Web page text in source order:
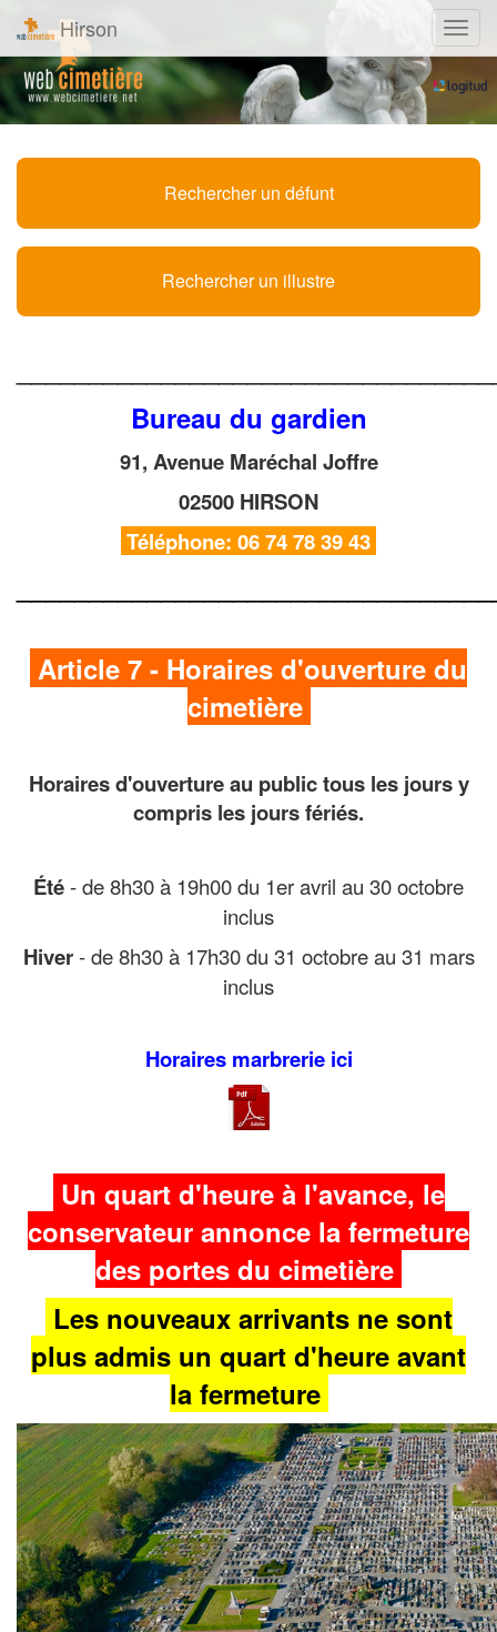
Hirson
Rechercher un défunt
Rechercher un illustre
Bureau du gardien
91, Avenue Maréchal Joffre
02500 HIRSON
Téléphone: 06 74 78 39 43
Article 7 - Horaires d'ouverture du
cimetière
Horaires d'ouverture au public tous les jours y
compris les jours fériés.
Été- de 8h30 à 19h00 du 1er avril au 30 octobre
inclus
Hiver- de 8h30 à 17h30 du 31 octobre au 31 mars
inclus
Horaires marbrerie ici
Un quart d'heure à l'avance, le
conservateur annonce la fermeture
des portes du cimetière
Les nouveaux arrivants ne sont
plus admis un quart d'heure avant
la fermeture